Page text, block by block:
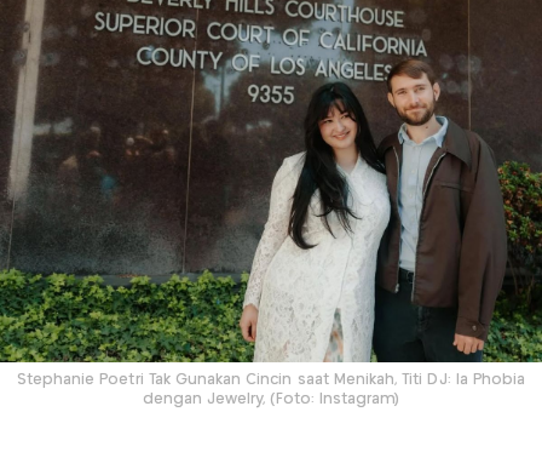
Stephanie Poetri Tak Gunakan Cincin saat Menikah, Titi DJ: Ia Phobia
dengan Jewelry, (Foto: Instagram)